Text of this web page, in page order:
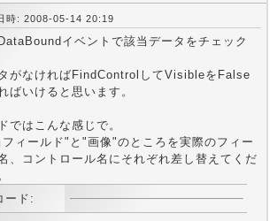
時: 2008-05-14 20:19
イベントで該当データをチェック
がなければFindControlしてVisibleをFalse
ばいけると思います。
ではこんな感じで。
ィールド"と"画像"のところを実際のフィー
、コントロール名にそれぞれ差し替えてくだ
ード: